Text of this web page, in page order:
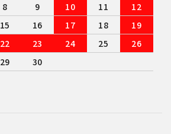
8 9 10 11
12
15 16 17 18
19
22 23 24 25
26
29 30